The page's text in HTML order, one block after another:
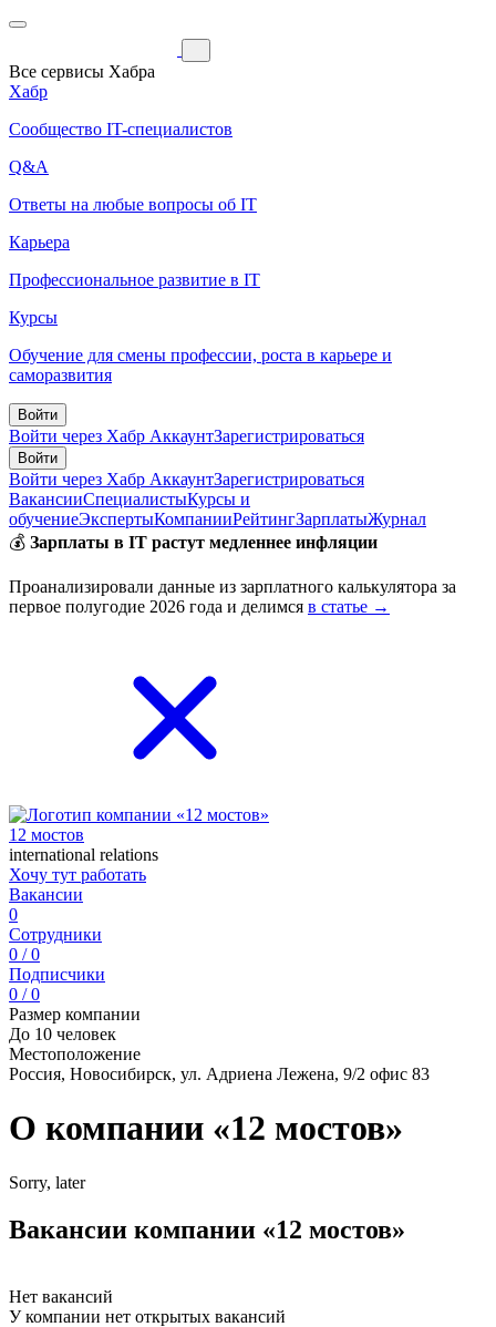
Все сервисы Хабра
Хабр
Сообщество IT-специалистов
Q&A
Ответы на любые вопросы об IT
Карьера
Профессиональное развитие в IT
Курсы
Обучение для смены профессии, роста в карьере и
саморазвития
Войти
Войти через Хабр АккаунтЗарегистрироваться
Войти
Войти через Хабр АккаунтЗарегистрироваться
ВакансииСпециалистыКурсы и
обучениеЭкспертыКомпанииРейтингЗарплатыЖурнал
💰 Зарплаты в IT растут медленнее инфляции
Проанализировали данные из зарплатного калькулятора за
первое полугодие 2026 года и делимся в статье →
12 мостов
international relations
Хочу тут работать
Вакансии
0
Сотрудники
0 / 0
Подписчики
0 / 0
Размер компании
До 10 человек
Местоположение
Россия, Новосибирск, ул. Адриена Лежена, 9/2 офис 83
О компании «12 мостов»
Sorry, later
Вакансии компании «12 мостов»
Нет вакансий
У компании нет открытых вакансий